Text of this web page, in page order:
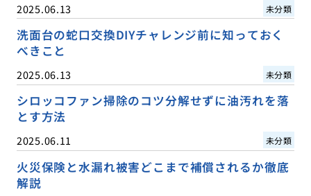
2025.06.13 未分類
洗面台の蛇口交換DIYチャレンジ前に知っておく
べきこと
2025.06.13 未分類
シロッコファン掃除のコツ分解せずに油汚れを落
とす方法
2025.06.11 未分類
火災保険と水漏れ被害どこまで補償されるか徹底
解説